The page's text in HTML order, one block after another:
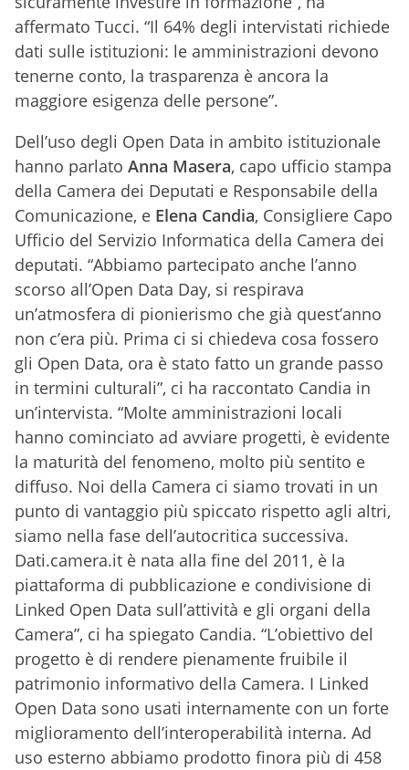
affermato Tucci. “Il 64% degli intervistati richiede
dati sulle istituzioni: le amministrazioni devono
tenerne conto, la trasparenza è ancora la
maggiore esigenza delle persone”.
Dell’uso degli Open Data in ambito istituzionale
hanno parlato Anna Masera, capo ufficio stampa
della Camera dei Deputati e Responsabile della
Comunicazione, e Elena Candia, Consigliere Capo
Ufficio del Servizio Informatica della Camera dei
deputati. “Abbiamo partecipato anche l’anno
scorso all’Open Data Day, si respirava
un’atmosfera di pionierismo che già quest’anno
non c’era più. Prima ci si chiedeva cosa fossero
gli Open Data, ora è stato fatto un grande passo
in termini culturali”, ci ha raccontato Candia in
un’intervista. “Molte amministrazioni locali
hanno cominciato ad avviare progetti, è evidente
la maturità del fenomeno, molto più sentito e
diffuso. Noi della Camera ci siamo trovati in un
punto di vantaggio più spiccato rispetto agli altri,
siamo nella fase dell’autocritica successiva.
Dati.camera.it è nata alla fine del 2011, è la
piattaforma di pubblicazione e condivisione di
Linked Open Data sull’attività e gli organi della
Camera”, ci ha spiegato Candia. “L’obiettivo del
progetto è di rendere pienamente fruibile il
patrimonio informativo della Camera. I Linked
Open Data sono usati internamente con un forte
miglioramento dell’interoperabilità interna. Ad
uso esterno abbiamo prodotto finora più di 458